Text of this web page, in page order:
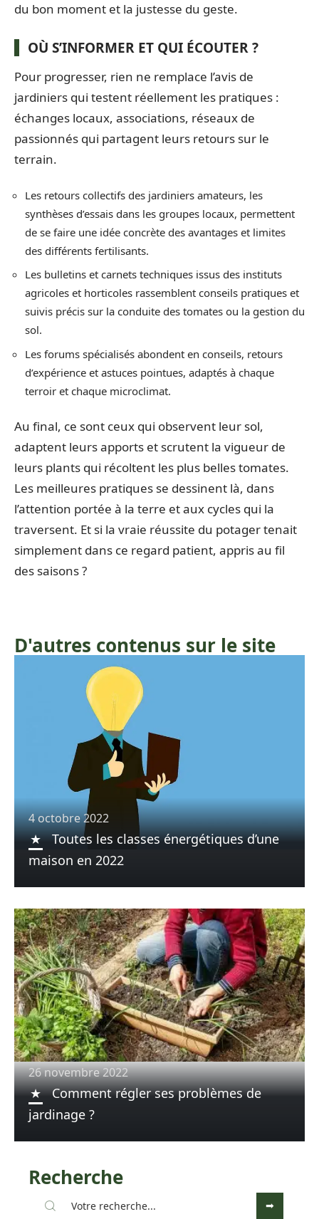
du bon moment et la justesse du geste.
OÙ S’INFORMER ET QUI ÉCOUTER ?
Pour progresser, rien ne remplace l’avis de
jardiniers qui testent réellement les pratiques :
échanges locaux, associations, réseaux de
passionnés qui partagent leurs retours sur le
terrain.
Les retours collectifs des jardiniers amateurs, les
synthèses d’essais dans les groupes locaux, permettent
de se faire une idée concrète des avantages et limites
des différents fertilisants.
Les bulletins et carnets techniques issus des instituts
agricoles et horticoles rassemblent conseils pratiques et
suivis précis sur la conduite des tomates ou la gestion du
sol.
Les forums spécialisés abondent en conseils, retours
d’expérience et astuces pointues, adaptés à chaque
terroir et chaque microclimat.
Au final, ce sont ceux qui observent leur sol,
adaptent leurs apports et scrutent la vigueur de
leurs plants qui récoltent les plus belles tomates.
Les meilleures pratiques se dessinent là, dans
l’attention portée à la terre et aux cycles qui la
traversent. Et si la vraie réussite du potager tenait
simplement dans ce regard patient, appris au fil
des saisons ?
D'autres contenus sur le site
4 octobre 2022
Toutes les classes énergétiques d’une
maison en 2022
26 novembre 2022
Comment régler ses problèmes de
jardinage ?
Recherche